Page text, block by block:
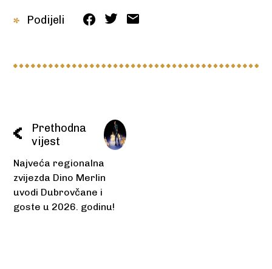
Podijeli
Prethodna
vijest
Najveća regionalna
zvijezda Dino Merlin
uvodi Dubrovčane i
goste u 2026. godinu!